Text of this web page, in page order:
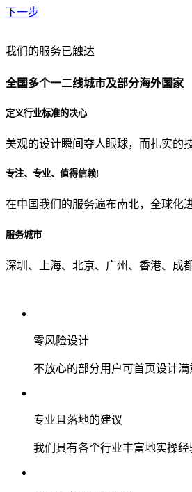
下一步
贵公司预算范围是？
贵公司的团队规模是？
从哪里了解到我们？
我们的服务已触达
全国多个一二线城市及部分海外国家
定义行业标准的决心
美观的设计瞬间夺人眼球，而扎实的
专注、专业、值得信赖!
在中国我们的服务遍布南北，全球化
服务城市
深圳、上海、北京、广州、香港、成
零风险设计
不放心的部分用户可首页设计
专业且落地的建议
我们具有各个行业丰富地实操